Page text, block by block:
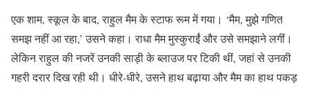
एक शाम, स्कूल के बाद, राहुल मैम के स्टाफ रूम में गया। ‘मैम, मुझे गणित
समझ नहीं आ रहा,’ उसने कहा। राधा मैम मुस्कुराईं और उसे समझाने लगीं।
लेकिन राहुल की नजरें उनकी साड़ी के ब्लाउज पर टिकी थीं, जहां से उनकी
गहरी दरार दिख रही थी। धीरे-धीरे, उसने हाथ बढ़ाया और मैम का हाथ पकड़